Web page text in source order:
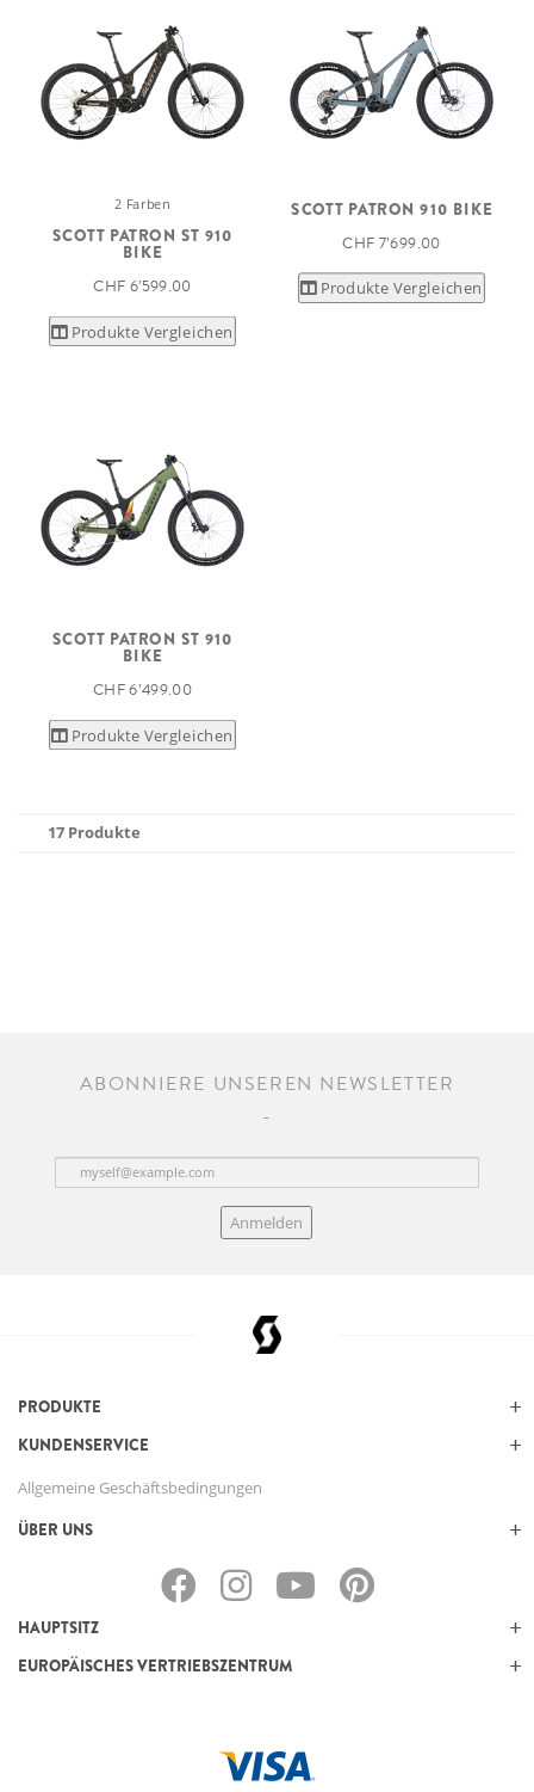
2 Farben
SCOTT PATRON ST 910
BIKE
CHF 6’599.00
Produkte Vergleichen
SCOTT PATRON 910 BIKE
CHF 7’699.00
Produkte Vergleichen
SCOTT PATRON ST 910
BIKE
CHF 6’499.00
Produkte Vergleichen
17 Produkte
ABONNIERE UNSEREN NEWSLETTER
Anmelden
PRODUKTE
KUNDENSERVICE
Allgemeine Geschäftsbedingungen
ÜBER UNS
HAUPTSITZ
EUROPÄISCHES VERTRIEBSZENTRUM